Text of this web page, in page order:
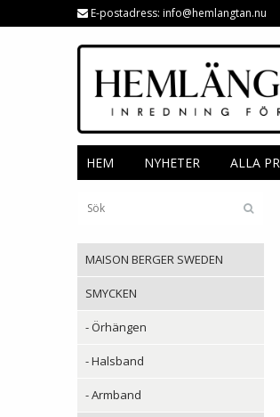
E-postadress: info@hemlangtan.nu
HEM NYHETER ALLA
MAISON BERGER SWEDEN
SMYCKEN
- Örhängen
- Halsband
- Armband